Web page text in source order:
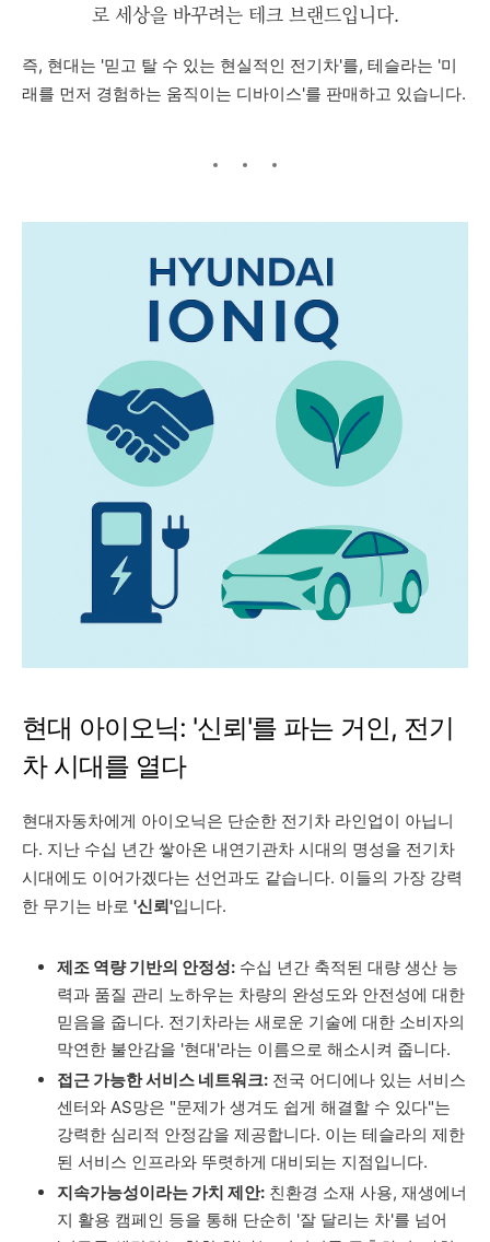
로 세상을 바꾸려는 테크 브랜드입니다.
즉, 현대는 '믿고 탈 수 있는 현실적인 전기차'를, 테슬라는 '미
래를 먼저 경험하는 움직이는 디바이스'를 판매하고 있습니다.
현대 아이오닉: '신뢰'를 파는 거인, 전기
차 시대를 열다
현대자동차에게 아이오닉은 단순한 전기차 라인업이 아닙니
다. 지난 수십 년간 쌓아온 내연기관차 시대의 명성을 전기차
시대에도 이어가겠다는 선언과도 같습니다. 이들의 가장 강력
한 무기는 바로 '신뢰'입니다.
제조 역량 기반의 안정성: 수십 년간 축적된 대량 생산 능
력과 품질 관리 노하우는 차량의 완성도와 안전성에 대한
믿음을 줍니다. 전기차라는 새로운 기술에 대한 소비자의
막연한 불안감을 '현대'라는 이름으로 해소시켜 줍니다.
접근 가능한 서비스 네트워크: 전국 어디에나 있는 서비스
센터와 AS망은 "문제가 생겨도 쉽게 해결할 수 있다"는
강력한 심리적 안정감을 제공합니다. 이는 테슬라의 제한
된 서비스 인프라와 뚜렷하게 대비되는 지점입니다.
지속가능성이라는 가치 제안: 친환경 소재 사용, 재생에너
지 활용 캠페인 등을 통해 단순히 '잘 달리는 차'를 넘어